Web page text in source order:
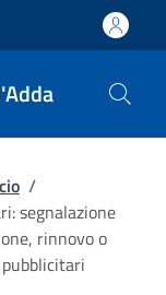
/
segnalazione
rinnovo o